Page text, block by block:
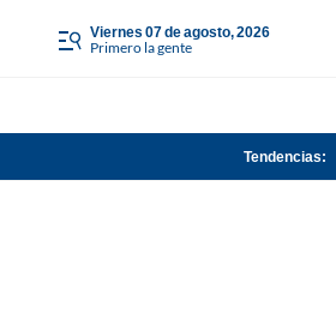
viernes 07 de agosto, 2026
Primero la gente
Tendencias: